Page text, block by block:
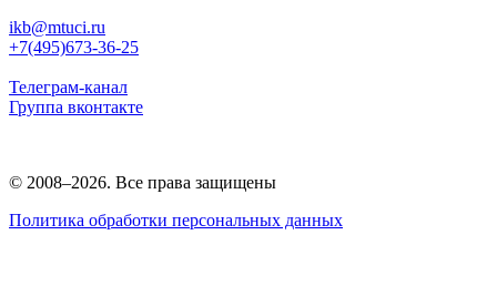
ikb@mtuci.ru
+7(495)673-36-25
Телеграм-канал
Группа вконтакте
© 2008–2026. Все права защищены
Политика обработки персональных данных